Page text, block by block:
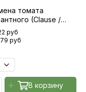
томата
(Clause /
руб
руб
В корзину